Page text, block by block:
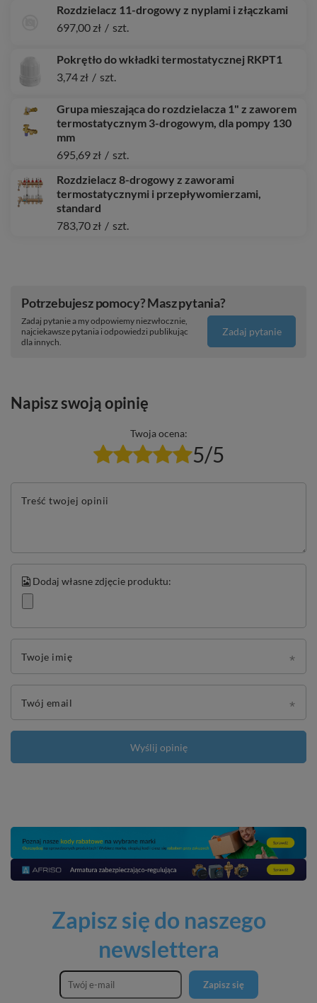
Rozdzielacz 11-drogowy z nyplami i złączkami
697,00 zł / szt.
Pokrętło do wkładki termostatycznej RKPT1
3,74 zł / szt.
Grupa mieszająca do rozdzielacza 1" z zaworem
termostatycznym 3-drogowym, dla pompy 130
mm
695,69 zł / szt.
Rozdzielacz 8-drogowy z zaworami
termostatycznymi i przepływomierzami,
standard
783,70 zł / szt.
Potrzebujesz pomocy? Masz pytania?
Zadaj pytanie a my odpowiemy niezwłocznie,
najciekawsze pytania i odpowiedzi publikując
dla innych.
Zadaj pytanie
Napisz swoją opinię
Twoja ocena:
5/5
Treść twojej opinii
Dodaj własne zdjęcie produktu:
Twoje imię
Twój email
Wyślij opinię
Zapisz się do naszego
newslettera
Zapisz się